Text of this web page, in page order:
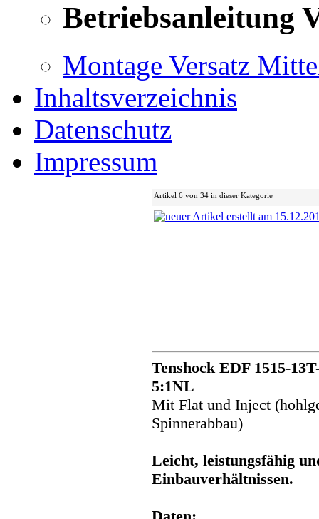
Betriebsanleitung
Montage Versatz
Inhaltsverzeichnis
Datenschutz
Impressum
Artikel 6 von 34 in dieser Kategorie
Tenshock EDF 1515-
5:1NL
Mit Flat und Inject
Spinnerabbau)
Leicht, leistungsfähig
Einbauverhältnissen.